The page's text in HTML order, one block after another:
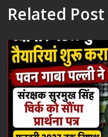
Related Post